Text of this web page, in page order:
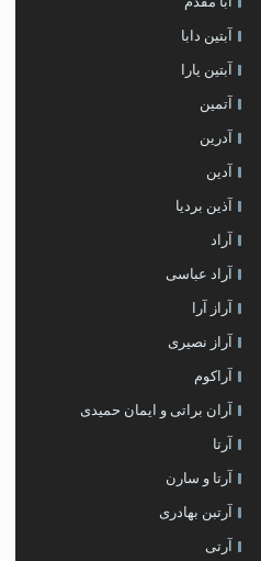
آبتین دابا
آبتین یارا
آتمین
آدرین
آدین
آذین بردیا
آراد
آراد عباسی
آراز آرا
آراز نصیری
آراکوم
آران براتی و ایمان حمیدی
آرتا
آرتا و سارن
آرتبن بهادری
آرتی